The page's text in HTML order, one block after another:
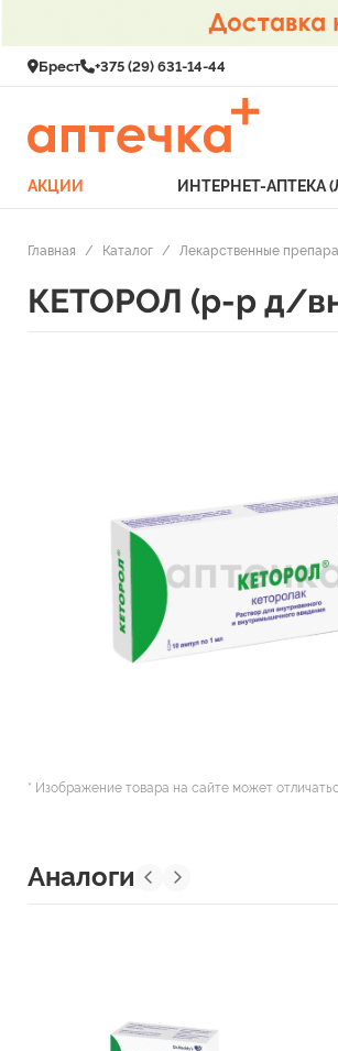
Брест +375 (29) 631-14-44
АКЦИИ ИНТЕРНЕТ-АПТЕКА
Главная / Каталог / Лекарственные
КЕТОРОЛ (р-р д/
* Изображение товара на сайте может
Аналоги